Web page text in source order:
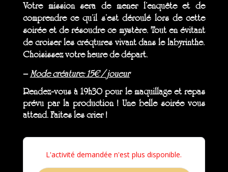
Votre mission sera de mener l’enquête et de
comprendre ce qu’il s’est déroulé lors de cette
soirée et de résoudre ce mystère. Tout enévitant
de croiser les créqtures vivantdans le labyrinthe.
Choisissez votre heure de départ.
–Mode créature: 15€ / joueur
Rendez-vous à 19h30 pour le maquillage et repas
prévu par la production ! Une belle soirée vous
attend. Faites les crier !
L'activité demandée n'est plus disponible.